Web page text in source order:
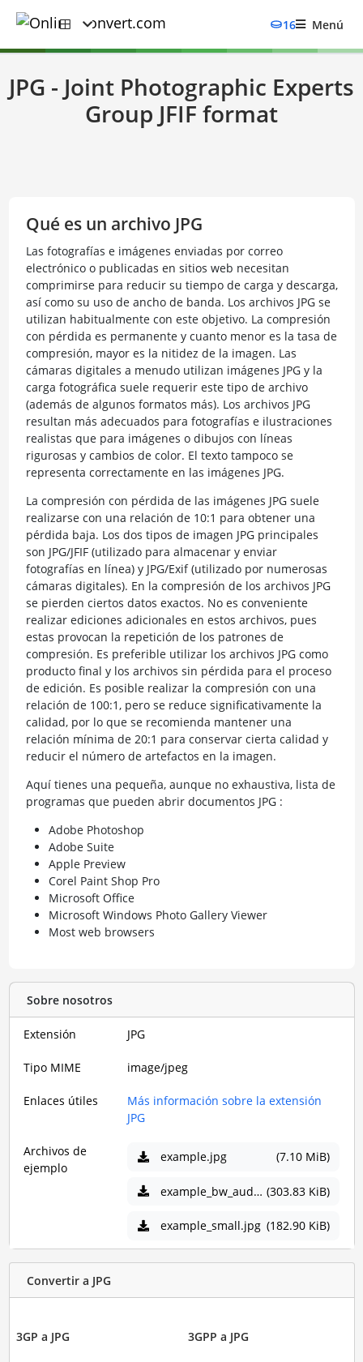
16 Menú
JPG - Joint Photographic Experts
Group JFIF format
Qué es un archivo JPG
Las fotografías e imágenes enviadas por correo
electrónico o publicadas en sitios web necesitan
comprimirse para reducir su tiempo de carga y descarga,
así como su uso de ancho de banda. Los archivos JPG se
utilizan habitualmente con este objetivo. La compresión
con pérdida es permanente y cuanto menor es la tasa de
compresión, mayor es la nitidez de la imagen. Las
cámaras digitales a menudo utilizan imágenes JPG y la
carga fotográfica suele requerir este tipo de archivo
(además de algunos formatos más). Los archivos JPG
resultan más adecuados para fotografías e ilustraciones
realistas que para imágenes o dibujos con líneas
rigurosas y cambios de color. El texto tampoco se
representa correctamente en las imágenes JPG.
La compresión con pérdida de las imágenes JPG suele
realizarse con una relación de 10:1 para obtener una
pérdida baja. Los dos tipos de imagen JPG principales
son JPG/JFIF (utilizado para almacenar y enviar
fotografías en línea) y JPG/Exif (utilizado por numerosas
cámaras digitales). En la compresión de los archivos JPG
se pierden ciertos datos exactos. No es conveniente
realizar ediciones adicionales en estos archivos, pues
estas provocan la repetición de los patrones de
compresión. Es preferible utilizar los archivos JPG como
producto final y los archivos sin pérdida para el proceso
de edición. Es posible realizar la compresión con una
relación de 100:1, pero se reduce significativamente la
calidad, por lo que se recomienda mantener una
relación mínima de 20:1 para conservar cierta calidad y
reducir el número de artefactos en la imagen.
Aquí tienes una pequeña, aunque no exhaustiva, lista de
programas que pueden abrir documentos JPG :
Adobe Photoshop
Adobe Suite
Apple Preview
Corel Paint Shop Pro
Microsoft Office
Microsoft Windows Photo Gallery Viewer
Most web browsers
Sobre nosotros
Extensión JPG
Tipo MIME image/jpeg
Enlaces útiles
Más información sobre la extensión
JPG
Archivos de
ejemplo
example.jpg (7.10 MiB)
example_bw_audrey.jpg (303.83 KiB)
example_small.jpg (182.90 KiB)
Convertir a JPG
3GP a JPG 3GPP a JPG